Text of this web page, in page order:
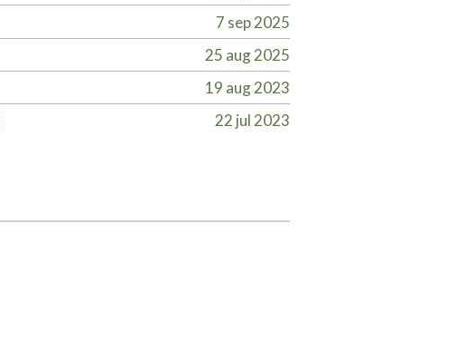
7 sep 2025
25 aug 2025
19 aug 2023
22 jul 2023